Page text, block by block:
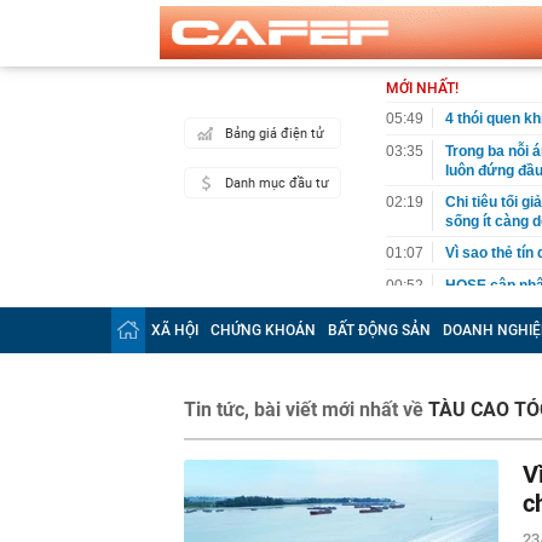
Bảng giá điện tử
Danh mục đầu tư
MỚI NHẤT!
05:49
4 thói quen
03:35
Trong ba nỗi
luôn đứng
02:19
Chi tiêu tối
sống ít càng
01:07
Vì sao thẻ tín
00:52
HOSE cập
DGC, DMX...
00:12
Tiền lớn bất
phiếu Việt
tỷ USD
00:04
Một yếu tố
Người đàn
sau bác sĩ
Nam ca sĩ
XÃ HỘI CHỨNG KHOÁN BẤT ĐỘNG SẢN DOANH
Tin tức, bài viết mới nhất về TÀU CAO